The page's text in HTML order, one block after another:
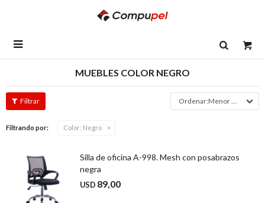

MUEBLES COLOR NEGRO
Menor precio
Filtrando por: Color: Negro
Silla de oficina A-998. Mesh con posabrazos
negra
USD 89,00